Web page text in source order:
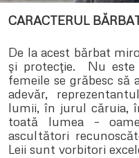
CARACTERUL
De la acest bărbat
şi protecţie. Nu este
femeile se grăbesc
adevăr,
lumii, în jurul căruia,
toată lumea –
ascultători
Leii sunt vorbitori